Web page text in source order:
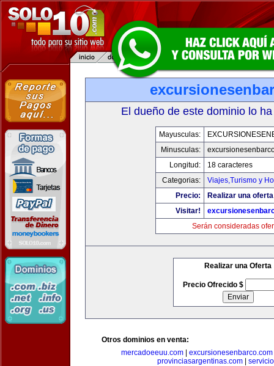
El dueño de este dominio lo
Mayusculas:
Minusculas:
Longitud:
18 caracteres
Categorias:
Viajes,Turismo y
Precio:
Realizar una
Visitar!
Serán consideradas
Realizar una Oferta
Precio Ofrecido $
Otros dominios en venta:
mercadoeeuu.com
excursionesenbarco.com
provinciasargentinas.com|